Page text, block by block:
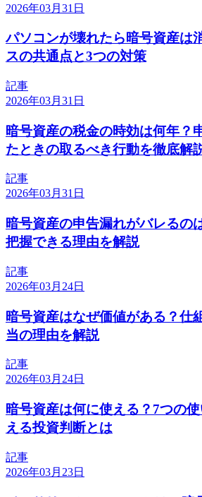
2026年03月31日
パソコンが壊れたら暗号資産は
スの共通点と3つの対策
記事
2026年03月31日
暗号資産の税金の時効は何年？
たときの取るべき行動を徹底解
記事
2026年03月31日
暗号資産の申告漏れがバレるの
把握できる理由を解説
記事
2026年03月24日
暗号資産はなぜ価値がある？仕
当の理由を解説
記事
2026年03月24日
暗号資産は何に使える？7つの
える投資判断とは
記事
2026年03月23日